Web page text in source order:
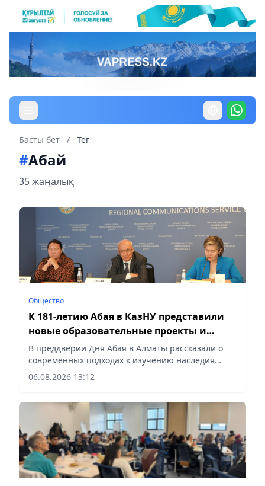
Басты бет / Тег
#Абай
35 жаңалық
Общество
К 181-летию Абая в КазНУ представили
новые образовательные проекты и
разработки в области абаеведения
В преддверии Дня Абая в Алматы рассказали о
современных подходах к изучению наследия
великого мыслителя, развитии абаеведения и
новых научно-образовательных проектах. На
города Алматы представители Научно-
исследовательского института Абая при КазНУ
имени аль-Фараби рассказали о работе
института, внедрении новой учебной
дисциплины и практическом применении
философии Абая в современном образовании, –
сообщает корреспондент vapress.kz
06.08.2026 13:12